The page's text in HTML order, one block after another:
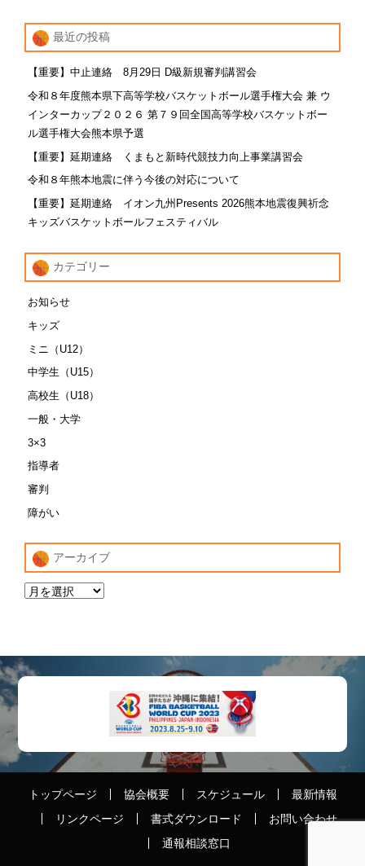
最近の投稿
【重要】中止連絡 8月29日 D級新規審判講習会
令和８年度熊本県下高等学校バスケットボール選手権大会 兼 ウ
インターカップ２０２６ 第７９回全国高等学校バスケットボー
ル選手権大会熊本県予選
【重要】延期連絡 くまもと新時代競技力向上事業講習会
令和８年熊本地震に伴う今後の対応について
【重要】延期連絡 イオン九州Presents 2026熊本地震復興祈念
キッズバスケットボールフェスティバル
カテゴリー
お知らせ
キッズ
ミニ（U12）
中学生（U15）
高校生（U18）
一般・大学
3×3
指導者
審判
障がい
アーカイブ
トップページ 協会概要 スケジュール
最新情報
リンクページ
書式ダウンロード
お問い合わせ
通報相談窓口